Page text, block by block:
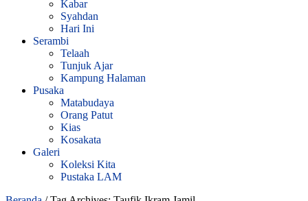
Kabar
Syahdan
Hari Ini
Serambi
Telaah
Tunjuk Ajar
Kampung Halaman
Pusaka
Matabudaya
Orang Patut
Kias
Kosakata
Galeri
Koleksi Kita
Pustaka LAM